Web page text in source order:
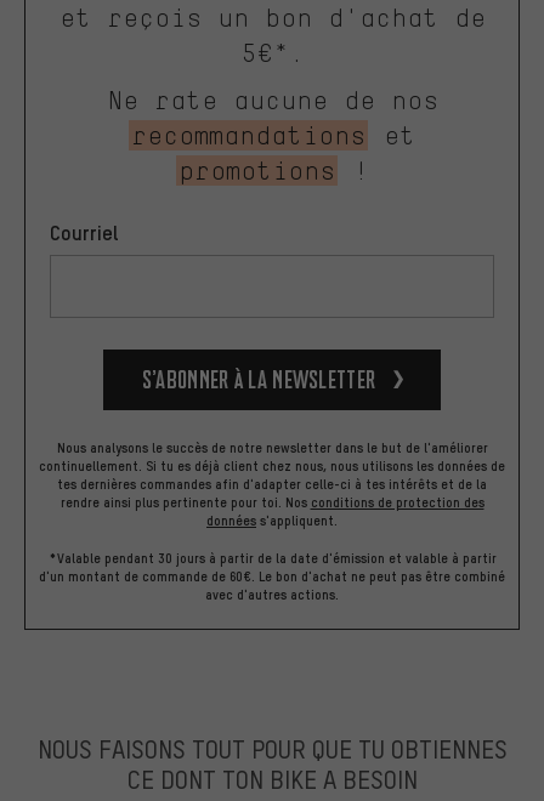
et reçois un bon d'achat de
5€*.
Ne rate aucune de nos
recommandations
et
promotions
!
Courriel
S’abonner à la newsletter
Nous analysons le succès de notre newsletter dans le but de l'améliorer
continuellement. Si tu es déjà client chez nous, nous utilisons les données de
tes dernières commandes afin d'adapter celle-ci à tes intérêts et de la
rendre ainsi plus pertinente pour toi. Nos conditions de protection des
données s'appliquent.
*Valable pendant 30 jours à partir de la date d'émission et valable à partir
d'un montant de commande de 60€. Le bon d'achat ne peut pas être combiné
avec d'autres actions.
NOUS FAISONS TOUT POUR QUE TU OBTIENNES
CE DONT TON BIKE A BESOIN